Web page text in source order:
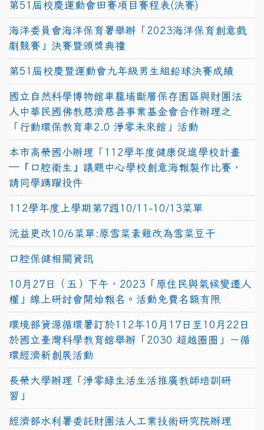
第51屆校慶運動會田賽項目賽程表(決賽)
海洋委員會海洋保育署舉辦「2023海洋保育創意戲
劇競賽」決賽暨頒獎典禮
第51屆校慶暨運動會九年級男生組鉛球決賽成績
國立自然科學博物館車籠埔斷層保存園區與財團法
人中華民國佛教慈濟慈善事業基金會合作辦理之
「行動環保教育車2.0 淨零未來館」活動
本市高榮國小辦理「112學年度健康促進學校計畫
─『口腔衛生』議題中心學校創意海報製作比賽，
請同學踴躍投件
112學年度上學期第7週10/11-10/13菜單
沅益更改10/6菜單:原雪菜素雞改為雪菜豆干
口腔保健相關資訊
10月27日（五）下午，2023「原住民與氣候變遷人
權」線上研討會開始報名。活動免費名額有限
環境部資源循環署訂於112年10月17日至10月22日
於國立臺灣科學教育館舉辦「2030 超越圈圈」－循
環經濟新創展活動
長榮大學辦理「淨零綠生活生活推廣教師培訓研
習」
經濟部水利署委託財團法人工業技術研究院辦理